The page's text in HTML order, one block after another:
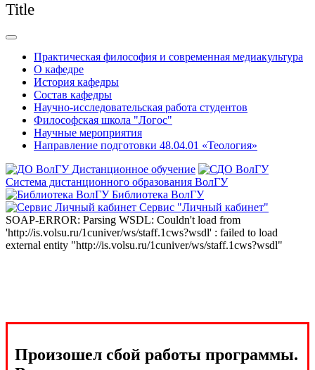
Title
Практическая философия и современная медиакультура
О кафедре
История кафедры
Состав кафедры
Научно-исследовательская работа студентов
Философская школа "Логос"
Научные мероприятия
Направление подготовки 48.04.01 «Теология»
Дистанционное обучение
Система дистанционного образования ВолГУ
Библиотека ВолГУ
Сервис "Личный кабинет"
SOAP-ERROR: Parsing WSDL: Couldn't load from
'http://is.volsu.ru/1cuniver/ws/staff.1cws?wsdl' : failed to load
external entity "http://is.volsu.ru/1cuniver/ws/staff.1cws?wsdl"
Произошел сбой работы программы.